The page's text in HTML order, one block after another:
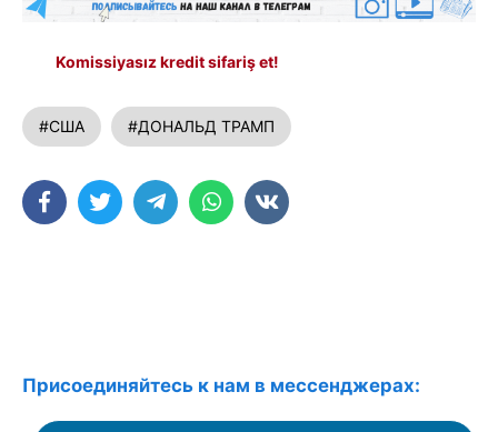
Komissiyasız kredit sifariş et!
#США #ДОНАЛЬД ТРАМП
Присоединяйтесь к нам в мессенджерах: